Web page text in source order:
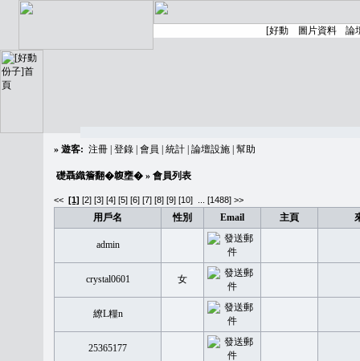
» 遊客: 注冊 登錄 會員 統計 論壇設施 幫助
礎聶織簷翻�䪖壅� » 會員列表
<< [1] [2] [3] [4] [5] [6] [7] [8] [9] [10] [1488] >>
用戶名 性別 Email 主頁
admin
crystal0601 女
繚L糧n
25365177